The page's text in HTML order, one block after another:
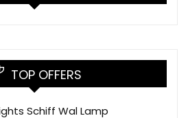
TOP OFFERS
Schiff Wal Lamp